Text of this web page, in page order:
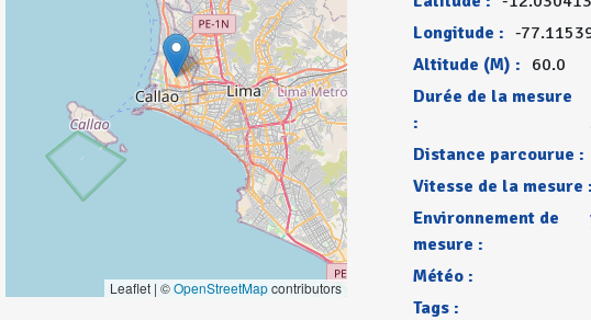
Leaflet | ©OpenStreetMapcontributors
Longitude : -
Altitude (M) : 60.0
Durée de la mesure
:
Distance parcourue :
Vitesse de la mesure :
Environnement de
mesure :
Météo :
Tags :